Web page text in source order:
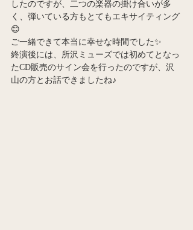
したのですが、二つの楽器の掛け合いが多
く、弾いている方もとてもエキサイティング
😊
ご一緒できて本当に幸せな時間でした✨
終演後には、所沢ミューズでは初めてとなっ
たCD販売のサイン会を行ったのですが、沢
山の方とお話できましたね♪